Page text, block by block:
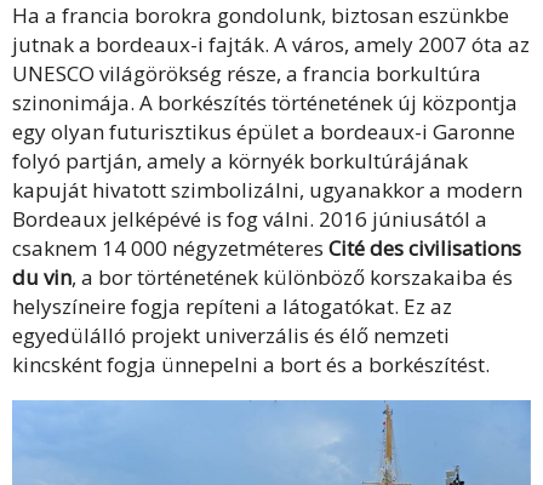
Ha a francia borokra gondolunk, biztosan eszünkbe
jutnak a bordeaux-i fajták. A város, amely 2007 óta az
UNESCO világörökség része, a francia borkultúra
szinonimája. A borkészítés történetének új központja
egy olyan futurisztikus épület a bordeaux-i Garonne
folyó partján, amely a környék borkultúrájának
kapuját hivatott szimbolizálni, ugyanakkor a modern
Bordeaux jelképévé is fog válni. 2016 júniusától a
csaknem 14 000 négyzetméteres Cité des civilisations
du vin, a bor történetének különböző korszakaiba és
helyszíneire fogja repíteni a látogatókat. Ez az
egyedülálló projekt univerzális és élő nemzeti
kincsként fogja ünnepelni a bort és a borkészítést.